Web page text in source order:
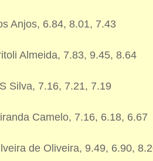
Anjos, 6.84, 8.01, 7.43
Almeida, 7.83, 9.45, 8.64
Silva, 7.16, 7.21, 7.19
Camelo, 7.16, 6.18, 6.67
de Oliveira, 9.49, 6.90,